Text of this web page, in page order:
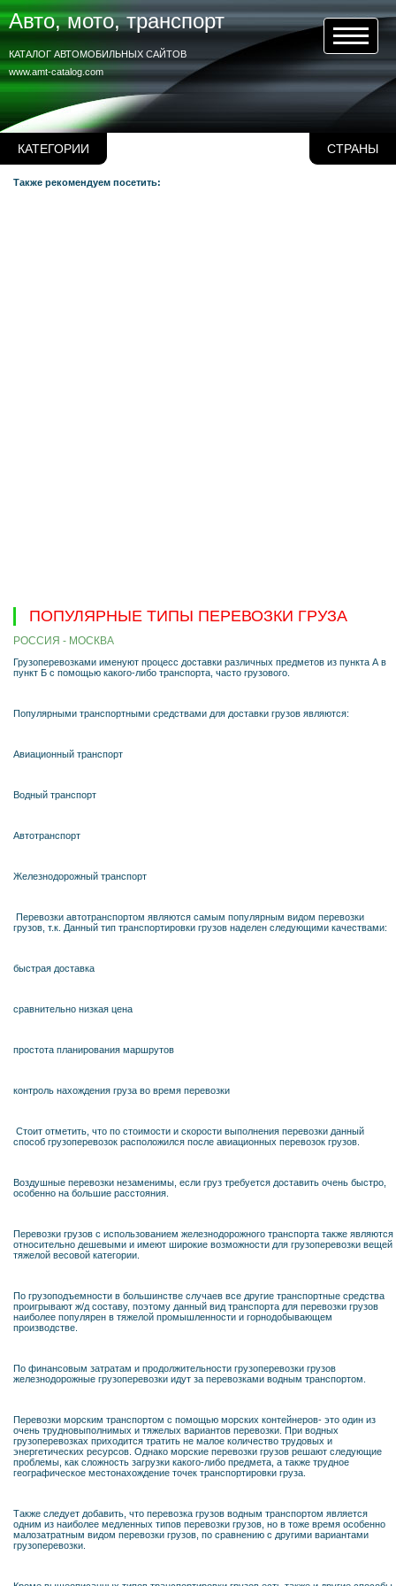
КАТЕГОРИИ СТРАНЫ
Авто, мото, транспорт
www.amt-catalog.com
КАТАЛОГ АВТОМОБИЛЬНЫХ САЙТОВ
Также рекомендуем посетить:
ПОПУЛЯРНЫЕ ТИПЫ ПЕРЕВОЗКИ ГРУЗА
РОССИЯ - МОСКВА
Грузоперевозками именуют процесс доставки различных предметов из пункта А в
пункт Б с помощью какого-либо транспорта, часто грузового.
Популярными транспортными средствами для доставки грузов являются:
Авиационный транспорт
Водный транспорт
Автотранспорт
Железнодорожный транспорт
Перевозки автотранспортом являются самым популярным видом перевозки
грузов, т.к. Данный тип транспортировки грузов наделен следующими качествами:
быстрая доставка
сравнительно низкая цена
простота планирования маршрутов
контроль нахождения груза во время перевозки
Стоит отметить, что по стоимости и скорости выполнения перевозки данный
способ грузоперевозок расположился после авиационных перевозок грузов.
Воздушные перевозки незаменимы, если груз требуется доставить очень быстро,
особенно на большие расстояния.
Перевозки грузов с использованием железнодорожного транспорта также являются
относительно дешевыми и имеют широкие возможности для грузоперевозки вещей
тяжелой весовой категории.
По грузоподъемности в большинстве случаев все другие транспортные средства
проигрывают ж/д составу, поэтому данный вид транспорта для перевозки грузов
наиболее популярен в тяжелой промышленности и горнодобывающем
производстве.
По финансовым затратам и продолжительности грузоперевозки грузов
железнодорожные грузоперевозки идут за перевозками водным транспортом.
Перевозки морским транспортом с помощью морских контейнеров- это один из
очень трудновыполнимых и тяжелых вариантов перевозки. При водных
грузоперевозках приходится тратить не малое количество трудовых и
энергетических ресурсов. Однако морские перевозки грузов решают следующие
проблемы, как сложность загрузки какого-либо предмета, а также трудное
географическое местонахождение точек транспортировки груза.
Также следует добавить, что перевозка грузов водным транспортом является
одним из наиболее медленных типов перевозки грузов, но в тоже время особенно
малозатратным видом перевозки грузов, по сравнению с другими вариантами
грузоперевозки.